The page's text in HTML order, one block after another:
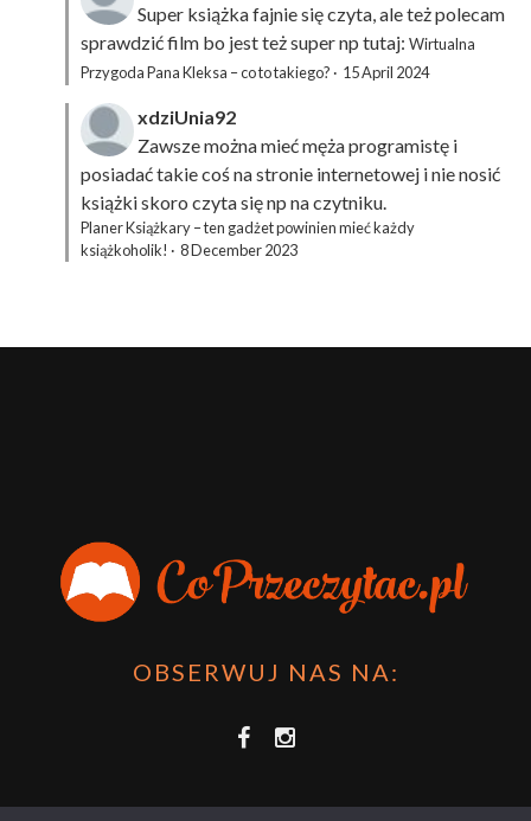
Super książka fajnie się czyta, ale też polecam
sprawdzić film bo jest też super np tutaj: Wirtualna
Przygoda Pana Kleksa – co to takiego? · 15 April 2024
xdziUnia92
Zawsze można mieć męża programistę i
posiadać takie coś na stronie internetowej i nie nosić
książki skoro czyta się np na czytniku.
Planer Książkary – ten gadżet powinien mieć każdy
książkoholik! · 8 December 2023
OBSERWUJ NAS NA: